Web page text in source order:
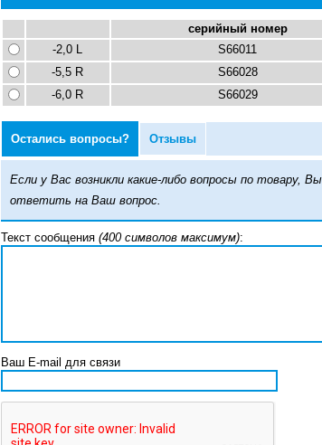
серийный номер
-2,0 L
S66011
-5,5 R
S66028
-6,0 R
S66029
Остались вопросы? Отзывы
Если у Вас возникли какие-либо вопросы по
ответить на Ваш вопрос.
Текст сообщения (400 символов максимум):
Ваш E-mail для связи